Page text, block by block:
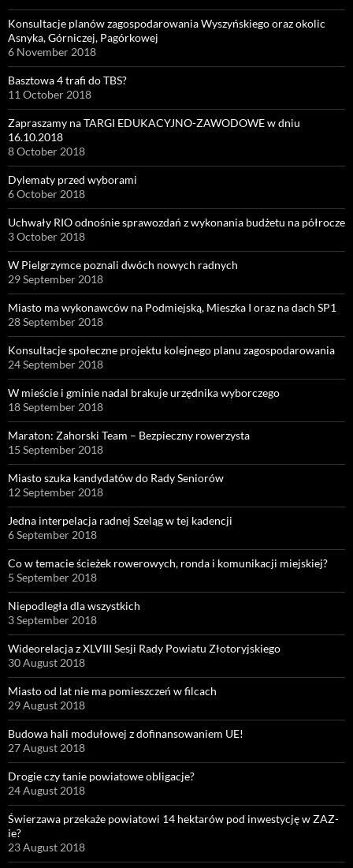
Konsultacje planów zagospodarowania Wyszyńskiego oraz okolic
Asnyka, Górniczej, Pagórkowej
6 November 2018
Basztowa 4 trafi do TBS?
11 October 2018
Zapraszamy na TARGI EDUKACYJNO-ZAWODOWE w dniu
16.10.2018
8 October 2018
Dylematy przed wyborami
6 October 2018
Uchwały RIO odnośnie sprawozdań z wykonania budżetu na półrocze
3 October 2018
W Pielgrzymce poznali dwóch nowych radnych
29 September 2018
Miasto ma wykonawców na Podmiejską, Mieszka I oraz na dach SP1
28 September 2018
Konsultacje społeczne projektu kolejnego planu zagospodarowania
24 September 2018
W mieście i gminie nadal brakuje urzędnika wyborczego
18 September 2018
Maraton: Zahorski Team – Bezpieczny rowerzysta
15 September 2018
Miasto szuka kandydatów do Rady Seniorów
12 September 2018
Jedna interpelacja radnej Szeląg w tej kadencji
6 September 2018
Co w temacie ścieżek rowerowych, ronda i komunikacji miejskiej?
5 September 2018
Niepodległa dla wszystkich
3 September 2018
Wideorelacja z XLVIII Sesji Rady Powiatu Złotoryjskiego
30 August 2018
Miasto od lat nie ma pomieszczeń w filcach
29 August 2018
Budowa hali modułowej z dofinansowaniem UE!
27 August 2018
Drogie czy tanie powiatowe obligacje?
24 August 2018
Świerzawa przekaże powiatowi 14 hektarów pod inwestycję w ZAZ-
ie?
23 August 2018